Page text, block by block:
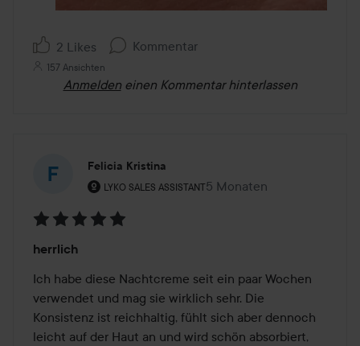
2 Likes Kommentar
157 Ansichten
Anmelden einen Kommentar hinterlassen
Felicia Kristina
LYKO SALES ASSISTANT
Rolle des Benutzers: Lyko Sales Assistant.
5 Monaten
Der Beitrag wurde 5
5
von
5
herrlich
Ich habe diese Nachtcreme seit ein paar Wochen
verwendet und mag sie wirklich sehr. Die
Konsistenz ist reichhaltig, fühlt sich aber dennoch
leicht auf der Haut an und wird schön absorbiert,